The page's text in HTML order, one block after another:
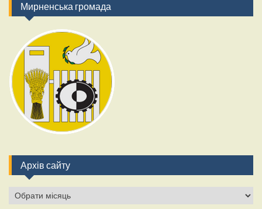
Мирненська громада
Архів сайту